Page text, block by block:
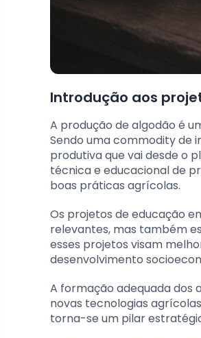
Introdução aos
A produção de algodão é
Sendo uma commodity de
produtiva que vai desde o
técnica e educacional de
boas práticas agrícolas.
Os projetos de educação
relevantes, mas também
esses projetos visam
desenvolvimento
A formação adequada dos
novas tecnologias
torna-se um pilar